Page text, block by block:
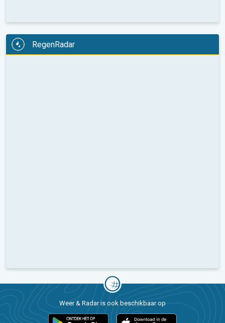
RegenRadar
Weer & Radar is ook beschikbaar op